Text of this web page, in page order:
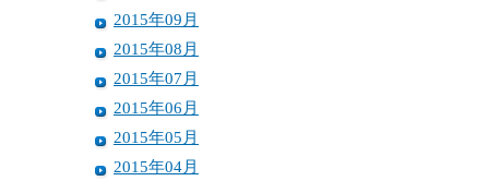
2015年09月
2015年08月
2015年07月
2015年06月
2015年05月
2015年04月